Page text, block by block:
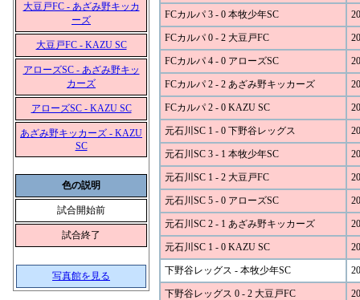
大豆戸FC - あざみ野キッカ
ーズ
大豆戸FC - KAZU SC
アローズSC - あざみ野キッ
カーズ
アローズSC - KAZU SC
あざみ野キッカーズ - KAZU
SC
色の説明
試合開始前
試合終了
写真館を見る
FCカルパ 3 - 0 本牧少年SC
FCカルパ 0 - 2 大豆戸FC
FCカルパ 4 - 0 アローズSC
FCカルパ 2 - 2 あざみ野キッカーズ
FCカルパ 2 - 0 KAZU SC
元石川SC 1 - 0 下野谷レッグス
元石川SC 3 - 1 本牧少年SC
元石川SC 1 - 2 大豆戸FC
元石川SC 5 - 0 アローズSC
元石川SC 2 - 1 あざみ野キッカーズ
元石川SC 1 - 0 KAZU SC
下野谷レッグス - 本牧少年SC
下野谷レッグス 0 - 2 大豆戸FC